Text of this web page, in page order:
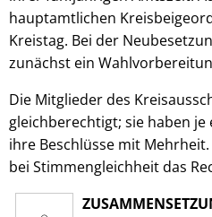
hauptamtlichen
Kreistag. Bei der
zunächst ein
Die Mitglieder des
gleichberechtigt; sie haben je
ihre Beschlüsse mit
bei Stimmengleichheit das